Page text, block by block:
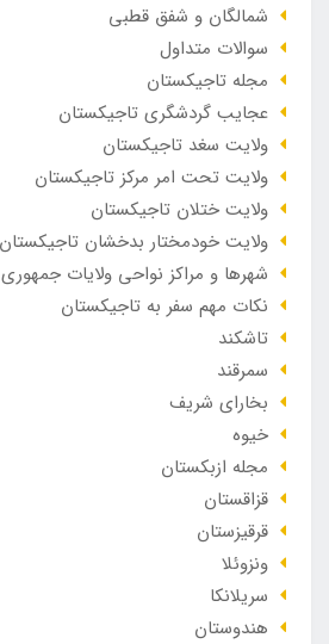
شمالگان و شفق قطبی
سوالات متداول
مجله تاجیکستان
عجایب گردشگری تاجیکستان
ولایت سغد تاجیکستان
ولایت تحت امر مرکز تاجیکستان
ولایت ختلان تاجیکستان
ولایت خودمختار بدخشان تاجیکستان
شهرها و مراکز نواحی ولایات
نکات مهم سفر به تاجیکستان
تاشکند
سمرقند
بخارای شریف
خیوه
مجله ازبکستان
قزاقستان
قرقیزستان
ونزوئلا
سریلانکا
هندوستان